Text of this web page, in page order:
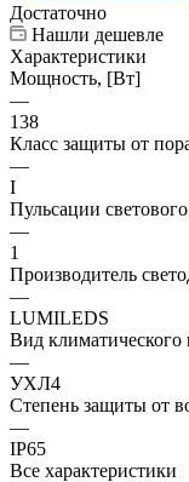
Достаточно
Нашли дешевле
Характеристики
Мощность, [Вт]
—
138
Класс защиты от
—
I
Пульсации
—
1
Производитель
—
LUMILEDS
Вид климатического
—
УХЛ4
Степень защиты от
—
IP65
Все характеристики